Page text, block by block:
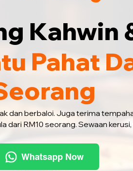
Kahwin
Pahat
dan berbaloi. Juga terima
dari RM10 seorang. Sewaan
Whatsapp Now